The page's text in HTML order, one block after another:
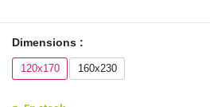
Dimensions :
120x170 160x230